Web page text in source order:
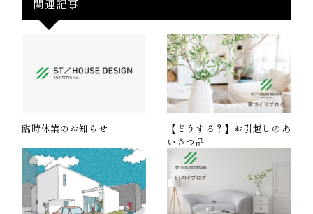
関連記事
臨時休業のお知らせ
【どうする？】お引越しのあ
いさつ品